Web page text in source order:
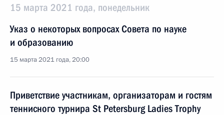
15 марта 2021 года, понедельник
Указ о некоторых вопросах Совета по науке
и образованию
15 марта 2021 года, 20:00
Приветствие участникам, организаторам и гостям
теннисного турнира St Petersburg Ladies Trophy